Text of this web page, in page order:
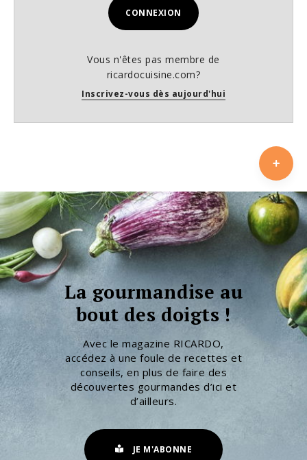
CONNEXION
Vous n'êtes pas membre de
ricardocuisine.com?
Inscrivez-vous dès aujourd'hui
La gourmandise au
bout des doigts !
Avec le magazine RICARDO,
accédez à une foule de recettes et
conseils, en plus de faire des
découvertes gourmandes d’ici et
d’ailleurs.
JE M'ABONNE